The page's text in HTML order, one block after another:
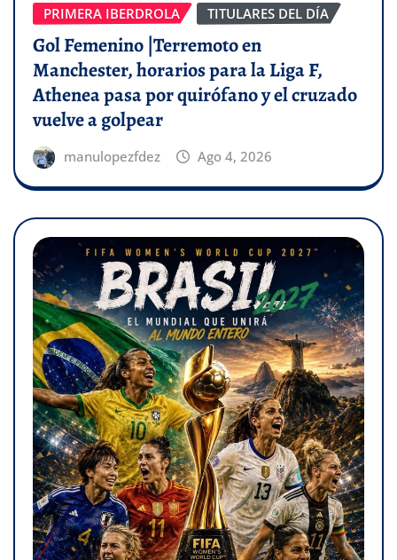
PRIMERA IBERDROLA
TITULARES DEL DÍA
Gol Femenino |Terremoto en
Manchester, horarios para la Liga F,
Athenea pasa por quirófano y el cruzado
vuelve a golpear
manulopezfdez Ago 4, 2026